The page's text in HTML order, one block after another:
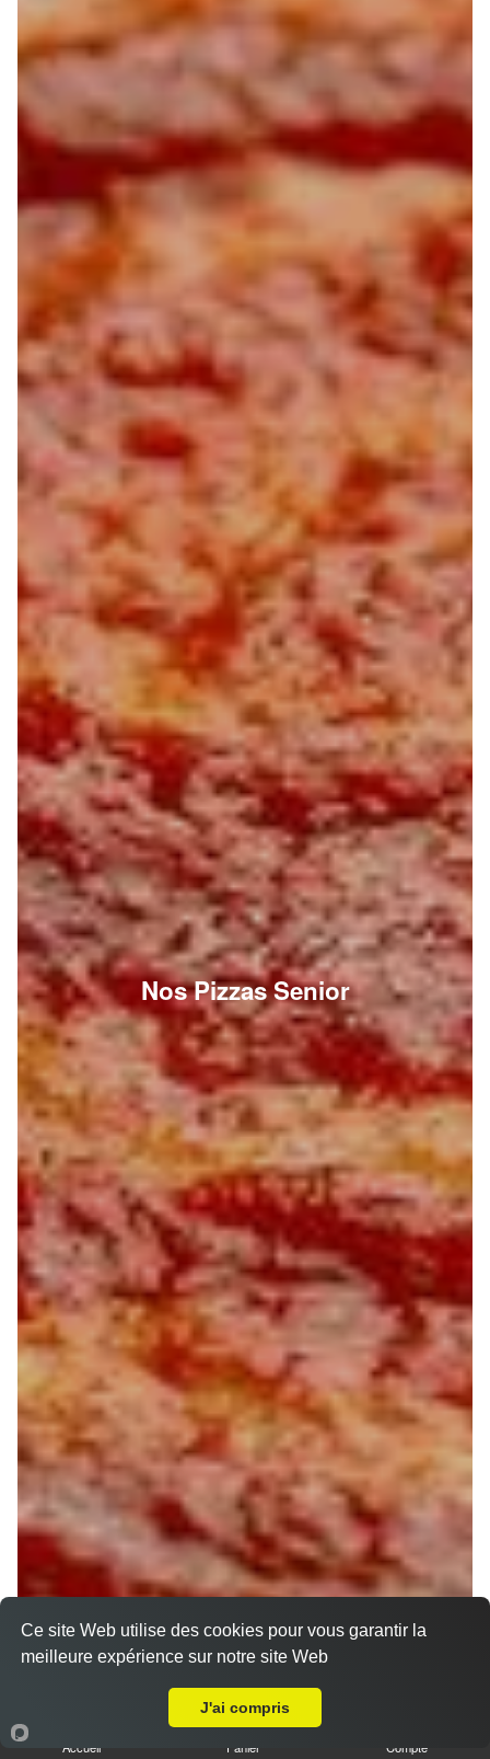
Nos Pizzas Senior
Accueil Panier Compte
Ce site Web utilise des cookies pour vous garantir la
meilleure expérience sur notre site Web
J'ai compris